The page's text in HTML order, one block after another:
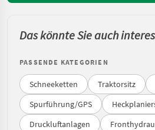
Das könnte Sie auch
PASSENDE KATEGORIEN
Schneeketten Traktorsitz
Spurführung/GPS
Druckluftanlagen